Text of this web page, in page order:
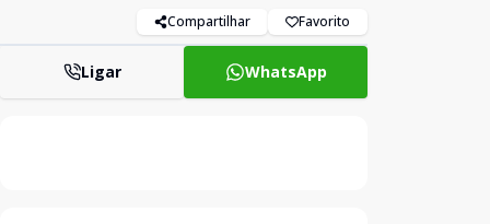
Compartilhar Favorito
Ligar WhatsApp